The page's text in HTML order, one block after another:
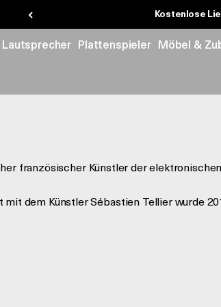
Kostenlose
Lautsprecher Plattenspieler Möbel &
französischer Künstler der elektronischen
dem Künstler Sébastien Tellier wurde